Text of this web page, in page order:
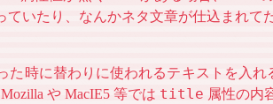
ていたり、なんかネタ文章が仕込まれて
た時に替わりに使われるテキストを入
や MacIE5 等では title 属性の内